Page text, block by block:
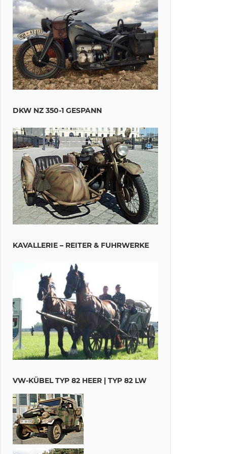
DKW NZ 350-1 GESPANN
KAVALLERIE – REITER & FUHRWERKE
VW-KÜBEL TYP 82 HEER | TYP 82 LW